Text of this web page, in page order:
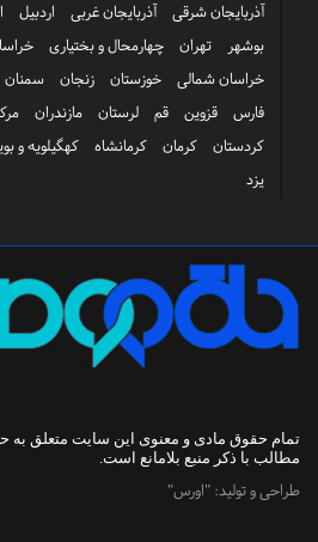
آذربایجان شرقی آذربایجان غربی اردبیل
بوشهر
تهران چهارمحال و بختیاری
خراسان شمالی
خوزستان زنجان سمنان
فارس
قزوین قم لرستان مازندران
کردستان
کرمان کرمانشاه کهگیلویه و
یزد
تمام حقوق مادی و معنوی این سایت متعلق به
مطالب با ذکر منبع بلامانع است.
طراحی و تولید: "اورس"